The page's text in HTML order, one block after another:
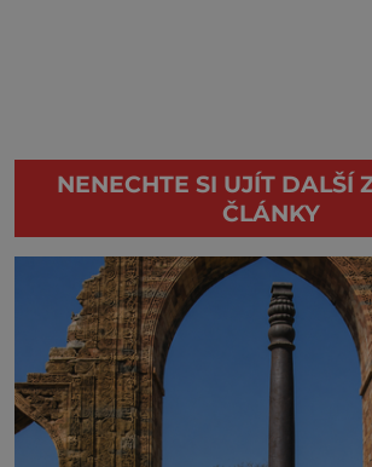
NENECHTE SI UJÍT DALŠÍ
ČLÁNKY